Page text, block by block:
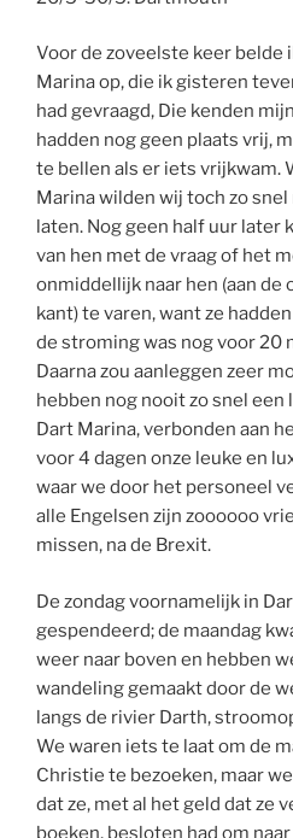
Voor de zoveelste keer belde
Marina op, die ik gisteren
had gevraagd, Die kenden
hadden nog geen plaats vrij,
te bellen als er iets vrijkwam.
Marina wilden wij toch zo
laten. Nog geen half uur later
van hen met de vraag of het
onmiddellijk naar hen (aan de
kant) te varen, want ze
de stroming was nog voor 20
Daarna zou aanleggen zeer
hebben nog nooit zo snel
Dart Marina, verbonden aan
voor 4 dagen onze leuke en
waar we door het personeel
alle Engelsen zijn zoooooo
missen, na de Brexit.
De zondag voornamelijk in
gespendeerd; de maandag
weer naar boven en hebben
wandeling gemaakt door de
langs de rivier Darth,
We waren iets te laat om de
Christie te bezoeken, maar
dat ze, met al het geld dat ze
boeken, besloten had om